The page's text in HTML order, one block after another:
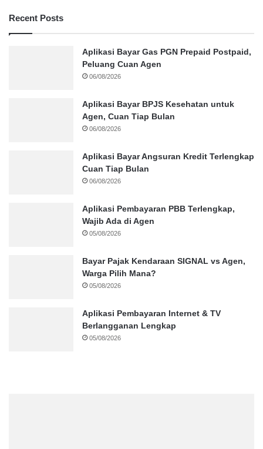
Recent Posts
Aplikasi Bayar Gas PGN Prepaid Postpaid,
Peluang Cuan Agen
06/08/2026
Aplikasi Bayar BPJS Kesehatan untuk
Agen, Cuan Tiap Bulan
06/08/2026
Aplikasi Bayar Angsuran Kredit Terlengkap
Cuan Tiap Bulan
06/08/2026
Aplikasi Pembayaran PBB Terlengkap,
Wajib Ada di Agen
05/08/2026
Bayar Pajak Kendaraan SIGNAL vs Agen,
Warga Pilih Mana?
05/08/2026
Aplikasi Pembayaran Internet & TV
Berlangganan Lengkap
05/08/2026